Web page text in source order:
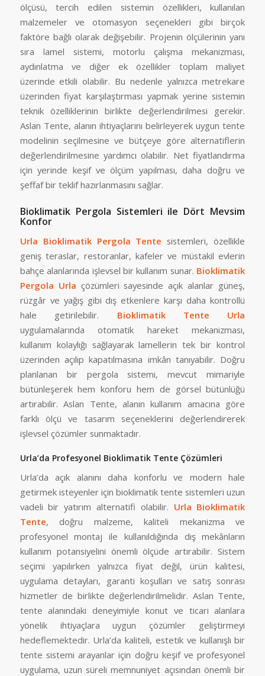
ölçüsü, tercih edilen sistemin özellikleri, kullanılan
malzemeler ve otomasyon seçenekleri gibi birçok
faktöre bağlı olarak değişebilir. Projenin ölçülerinin yanı
sıra lamel sistemi, motorlu çalışma mekanizması,
aydınlatma ve diğer ek özellikler toplam maliyet
üzerinde etkili olabilir. Bu nedenle yalnızca metrekare
üzerinden fiyat karşılaştırması yapmak yerine sistemin
teknik özelliklerinin birlikte değerlendirilmesi gerekir.
Aslan Tente, alanın ihtiyaçlarını belirleyerek uygun tente
modelinin seçilmesine ve bütçeye göre alternatiflerin
değerlendirilmesine yardımcı olabilir. Net fiyatlandırma
için yerinde keşif ve ölçüm yapılması, daha doğru ve
şeffaf bir teklif hazırlanmasını sağlar.
Bioklimatik Pergola Sistemleri ile Dört Mevsim
Konfor
Urla Bioklimatik Pergola Tente sistemleri, özellikle
geniş teraslar, restoranlar, kafeler ve müstakil evlerin
bahçe alanlarında işlevsel bir kullanım sunar. Bioklimatik
Pergola Urla çözümleri sayesinde açık alanlar güneş,
rüzgâr ve yağış gibi dış etkenlere karşı daha kontrollü
hale getirilebilir. Bioklimatik Tente Urla
uygulamalarında otomatik hareket mekanizması,
kullanım kolaylığı sağlayarak lamellerin tek bir kontrol
üzerinden açılıp kapatılmasına imkân tanıyabilir. Doğru
planlanan bir pergola sistemi, mevcut mimariyle
bütünleşerek hem konforu hem de görsel bütünlüğü
artırabilir. Aslan Tente, alanın kullanım amacına göre
farklı ölçü ve tasarım seçeneklerini değerlendirerek
işlevsel çözümler sunmaktadır.
Urla’da Profesyonel Bioklimatik Tente Çözümleri
Urla’da açık alanını daha konforlu ve modern hale
getirmek isteyenler için bioklimatik tente sistemleri uzun
vadeli bir yatırım alternatifi olabilir. Urla Bioklimatik
Tente, doğru malzeme, kaliteli mekanizma ve
profesyonel montaj ile kullanıldığında dış mekânların
kullanım potansiyelini önemli ölçüde artırabilir. Sistem
seçimi yapılırken yalnızca fiyat değil, ürün kalitesi,
uygulama detayları, garanti koşulları ve satış sonrası
hizmetler de birlikte değerlendirilmelidir. Aslan Tente,
tente alanındaki deneyimiyle konut ve ticari alanlara
yönelik ihtiyaçlara uygun çözümler geliştirmeyi
hedeflemektedir. Urla’da kaliteli, estetik ve kullanışlı bir
tente sistemi arayanlar için doğru keşif ve profesyonel
uygulama, uzun süreli memnuniyet açısından önemli bir